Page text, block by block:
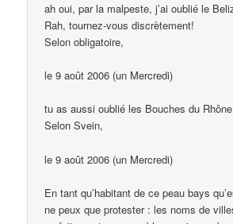
ah oui, par la malpeste, j’ai oublié le
Rah, tournez-vous discrètement!
Selon obligatoire,
le 9 août 2006 (un Mercredi)
tu as aussi oublié les Bouches du
Selon Svein,
le 9 août 2006 (un Mercredi)
En tant qu’habitant de ce peau bays
ne peux que protester : les noms de